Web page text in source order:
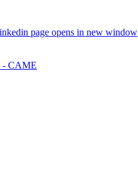
page opens in new window